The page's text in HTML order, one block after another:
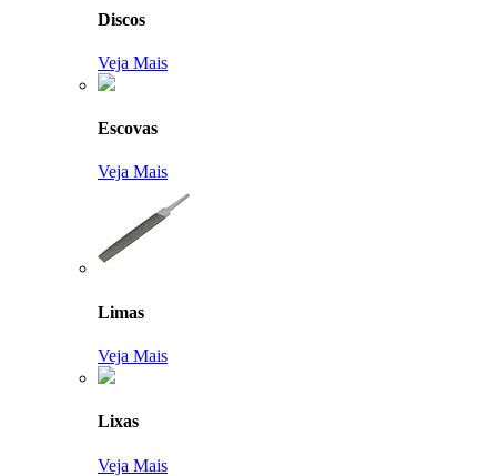
Discos
Veja Mais
Escovas
Veja Mais
Limas
Veja Mais
Lixas
Veja Mais